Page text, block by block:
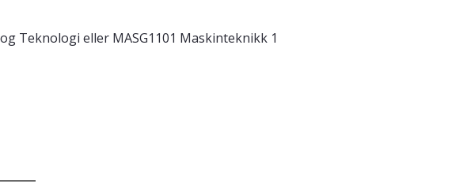
Teknologi eller MASG1101 Maskinteknikk 1